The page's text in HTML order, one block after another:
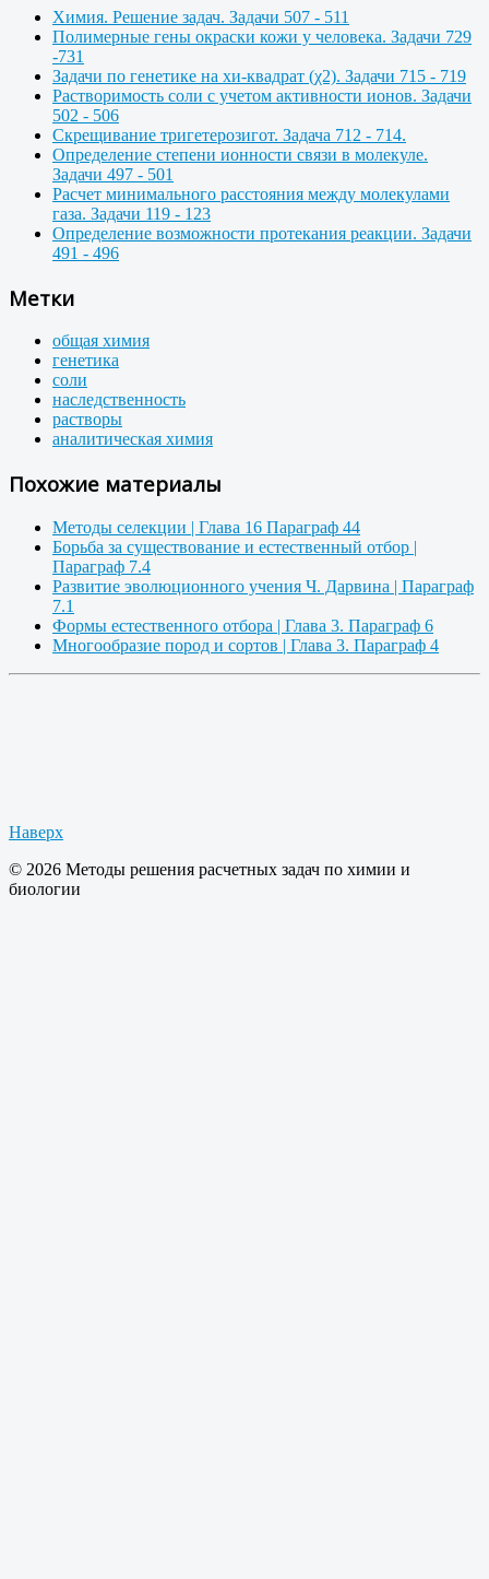
Химия. Решение задач. Задачи 507 - 511
Полимерные гены окраски кожи у человека. Задачи 729
-731
Задачи по генетике на хи-квадрат (χ2). Задачи 715 - 719
Растворимость соли с учетом активности ионов. Задачи
502 - 506
Скрещивание тригетерозигот. Задача 712 - 714.
Определение степени ионности связи в молекуле.
Задачи 497 - 501
Расчет минимального расстояния между молекулами
газа. Задачи 119 - 123
Определение возможности протекания реакции. Задачи
491 - 496
Метки
общая химия
генетика
соли
наследственность
растворы
аналитическая химия
Похожие материалы
Методы селекции | Глава 16 Параграф 44
Борьба за существование и естественный отбор |
Параграф 7.4
Развитие эволюционного учения Ч. Дарвина | Параграф
7.1
Формы естественного отбора | Глава 3. Параграф 6
Многообразие пород и сортов | Глава 3. Параграф 4
Наверх
© 2026 Методы решения расчетных задач по химии и
биологии